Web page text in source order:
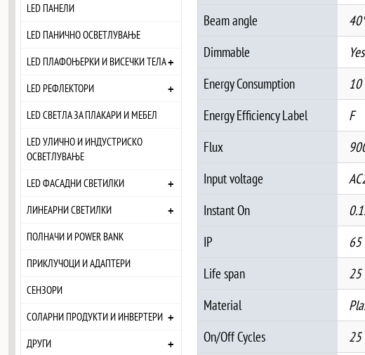
LED ПАНЕЛИ
LED ПАНИЧНО ОСВЕТЛУВАЊЕ
LED ПЛАФОЊЕРКИ И ВИСЕЧКИ ТЕЛА+
LED РЕФЛЕКТОРИ +
LED СВЕТЛА ЗА ПЛАКАРИ И МЕБЕЛ
LED УЛИЧНО И ИНДУСТРИСКО
ОСВЕТЛУВАЊЕ
LED ФАСАДНИ СВЕТИЛКИ
+
ЛИНЕАРНИ СВЕТИЛКИ +
ПОЛНАЧИ И POWER BANK
ПРИКЛУЧОЦИ И АДАПТЕРИ
СЕНЗОРИ
СОЛАРНИ ПРОДУКТИ И ИНВЕРТЕРИ +
ДРУГИ +
Beam angle
Dimmable
Yes
Energy Consumption
Energy Efficiency Label
F
Flux
Input voltage
Instant On
IP
65
Life span
25
Material
On/Off Cycles
25